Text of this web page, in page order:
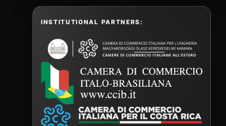
INSTITUTIONAL PARTNERS: